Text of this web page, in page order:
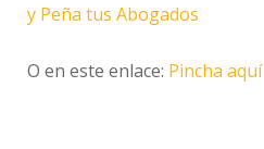
y Peña tus Abogados
O en este enlace: Pincha aquí